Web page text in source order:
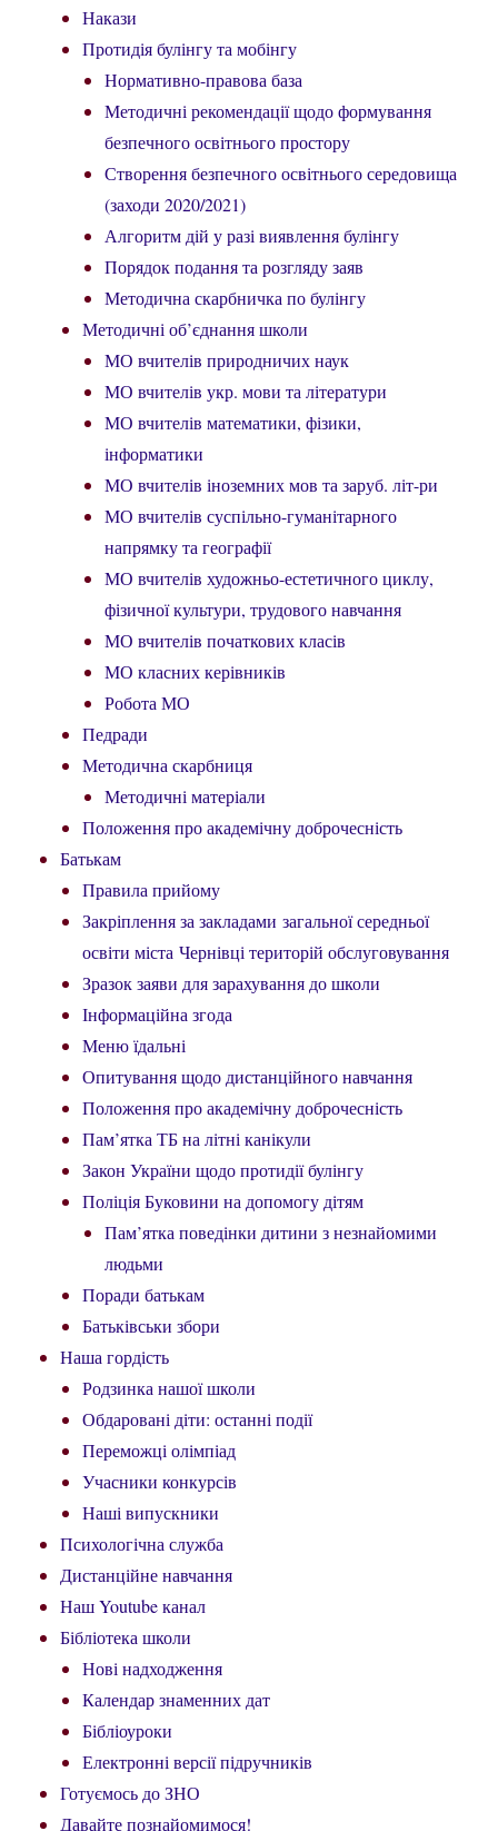
Накази
Протидія булінгу та мобінгу
Нормативно-правова база
Методичні рекомендації щодо формування
безпечного освітнього простору
Створення безпечного освітнього середовища
(заходи 2020/2021)
Алгоритм дій у разі виявлення булінгу
Порядок подання та розгляду заяв
Методична скарбничка по булінгу
Методичні об’єднання школи
МО вчителів природничих наук
МО вчителів укр. мови та літератури
МО вчителів математики, фізики,
інформатики
МО вчителів іноземних мов та заруб. літ-ри
МО вчителів суспільно-гуманітарного
напрямку та географії
МО вчителів художньо-естетичного циклу,
фізичної культури, трудового навчання
МО вчителів початкових класів
МО класних керівників
Робота МО
Педради
Методична скарбниця
Методичні матеріали
Положення про академічну доброчесність
Батькам
Правила прийому
Закріплення за закладами загальної середньої
освіти міста Чернівці територій обслуговування
Зразок заяви для зарахування до школи
Інформаційна згода
Меню їдальні
Опитування щодо дистанційного навчання
Положення про академічну доброчесність
Пам’ятка ТБ на літні канікули
Закон України щодо протидії булінгу
Поліція Буковини на допомогу дітям
Пам’ятка поведінки дитини з незнайомими
людьми
Поради батькам
Батьківськи збори
Наша гордість
Родзинка нашої школи
Обдаровані діти: останні події
Переможці олімпіад
Учасники конкурсів
Наші випускники
Психологічна служба
Дистанційне навчання
Наш Youtube канал
Бібліотека школи
Нові надходження
Календар знаменних дат
Бібліоуроки
Електронні версії підручників
Готуємось до ЗНО
Давайте познайомимося!